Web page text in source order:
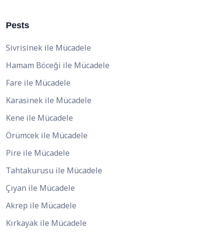
Pests
Sivrisinek ile Mücadele
Hamam Böceği ile Mücadele
Fare ile Mücadele
Karasinek ile Mücadele
Kene ile Mücadele
Örümcek ile Mücadele
Pire ile Mücadele
Tahtakurusu ile Mücadele
Çıyan ile Mücadele
Akrep ile Mücadele
Kırkayak ile Mücadele